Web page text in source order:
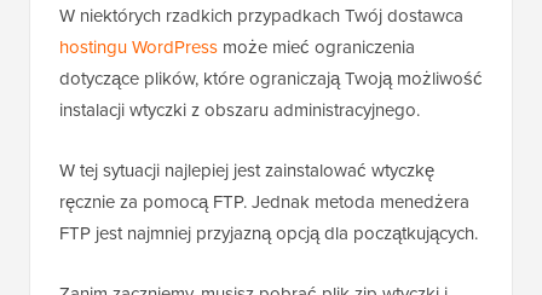
W niektórych rzadkich przypadkach Twój dostawca
hostingu WordPress może mieć ograniczenia
dotyczące plików, które ograniczają Twoją możliwość
instalacji wtyczki z obszaru administracyjnego.
W tej sytuacji najlepiej jest zainstalować wtyczkę
ręcznie za pomocą FTP. Jednak metoda menedżera
FTP jest najmniej przyjazną opcją dla początkujących.